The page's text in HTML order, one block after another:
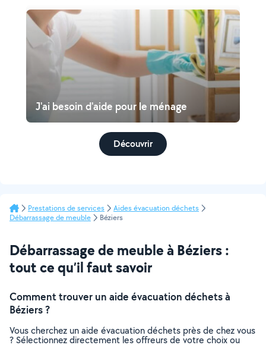
J'ai besoin d'aide pour le ménage
Découvrir
Prestations de services
Aides évacuation déchets
Débarrassage de meuble
Béziers
Débarrassage de meuble à Béziers :
tout ce qu’il faut savoir
Comment trouver un aide évacuation déchets à
Béziers ?
Vous cherchez un aide évacuation déchets près de chez vous
? Sélectionnez directement les offreurs de votre choix ou